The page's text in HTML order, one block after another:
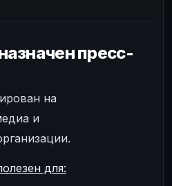
пресс-
на
и
для: